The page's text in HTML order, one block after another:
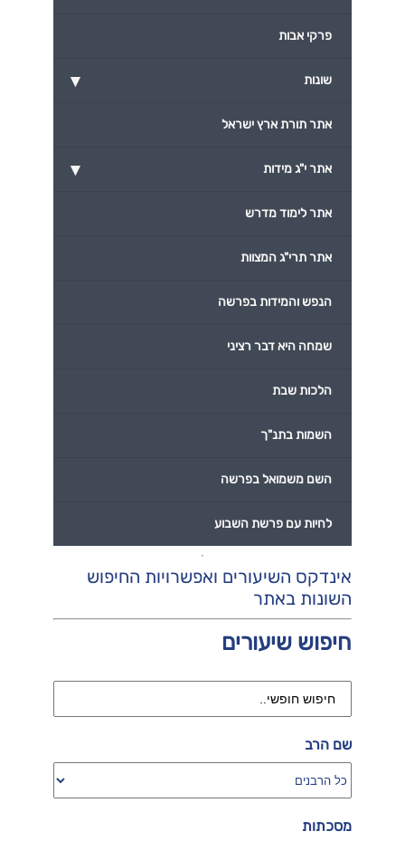
אינדקס השיעורים ואפשרויות החיפוש
השונות באתר
חיפוש שיעורים
שם הרב
מסכתות
פרקי אבות
▾ שונות
אתר תורת ארץ ישראל
▾ אתר י"ג מידות
אתר לימוד מדרש
אתר תרי"ג המצוות
הנפש והמידות בפרשה
שמחה היא דבר רציני
הלכות שבת
השמות בתנ"ך
השם משמואל בפרשה
לחיות עם פרשת השבוע